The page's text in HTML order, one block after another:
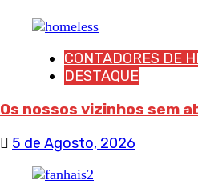
CONTADORES DE
DESTAQUE
Os nossos vizinhos sem
5 de Agosto, 2026